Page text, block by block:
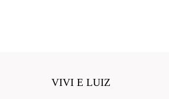
VIVI E LUIZ